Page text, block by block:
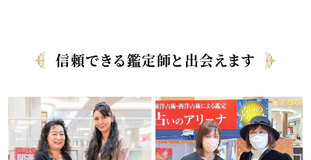
信頼できる鑑定師と出会えます